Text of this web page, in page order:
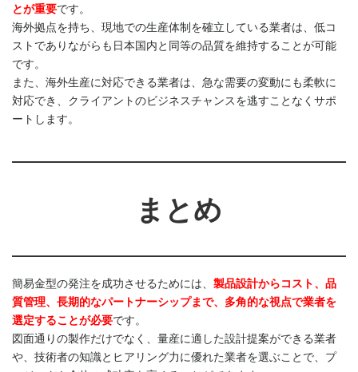
とが重要です。
海外拠点を持ち、現地での生産体制を確立している業者は、低コ
ストでありながらも日本国内と同等の品質を維持することが可能
です。
また、海外生産に対応できる業者は、急な需要の変動にも柔軟に
対応でき、クライアントのビジネスチャンスを逃すことなくサポ
ートします。
まとめ
簡易金型の発注を成功させるためには、 製品設計からコスト、品
質管理、長期的なパートナーシップまで、多角的な視点で業者を
選定することが必要です。
図面通りの製作だけでなく、量産に適した設計提案ができる業者
や、技術者の知識とヒアリング力に優れた業者を選ぶことで、プ